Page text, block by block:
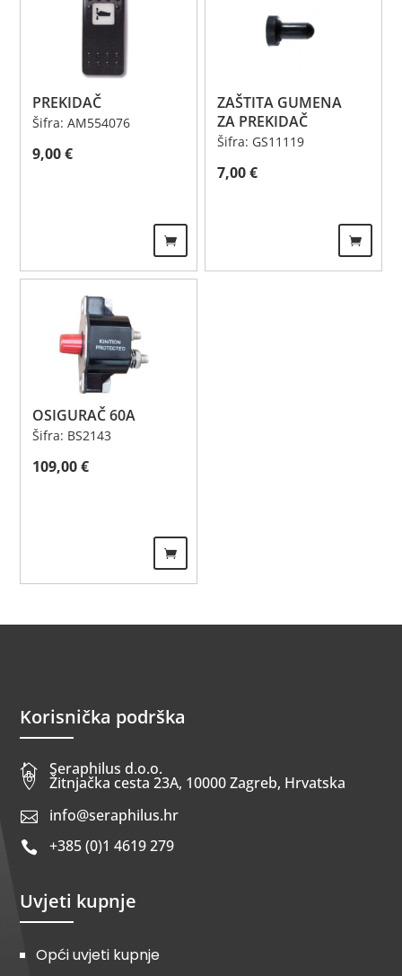
PREKIDAČ
Šifra: AM554076
9,00€
ZAŠTITA GUMENA
ZA PREKIDAČ
Šifra: GS11119
7,00€
OSIGURAČ 60A
Šifra: BS2143
109,00€
Korisnička podrška
 Seraphilus d.o.o.
 Žitnjačka cesta 23A, 10000 Zagreb, Hrvatska
 info@seraphilus.hr
 +385 (0)1 4619 279
Uvjeti kupnje
Opći uvjeti kupnje